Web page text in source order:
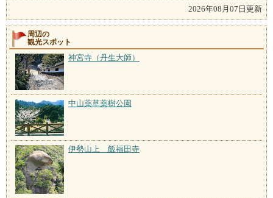
2026年08月07日更新
周辺の
観光スポット
神宮寺（丹生大師）
中山薬草薬樹公園
伊勢山上 飯福田寺